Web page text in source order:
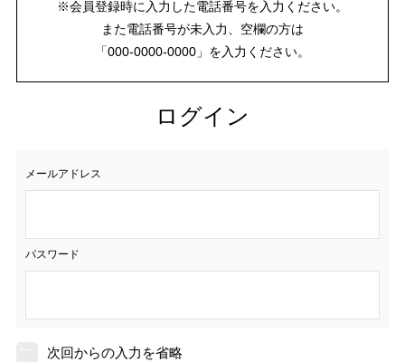
※会員登録時に入力した電話番号を入力ください。
また電話番号が未入力、空欄の方は
「000-0000-0000」を入力ください。
ログイン
メールアドレス
パスワード
次回からの入力を省略